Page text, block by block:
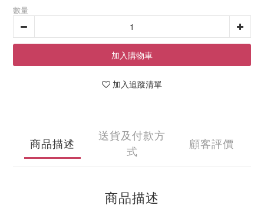
數量
加入購物車
加入追蹤清單
商品描述
送貨及付款方
式
顧客評價
商品描述